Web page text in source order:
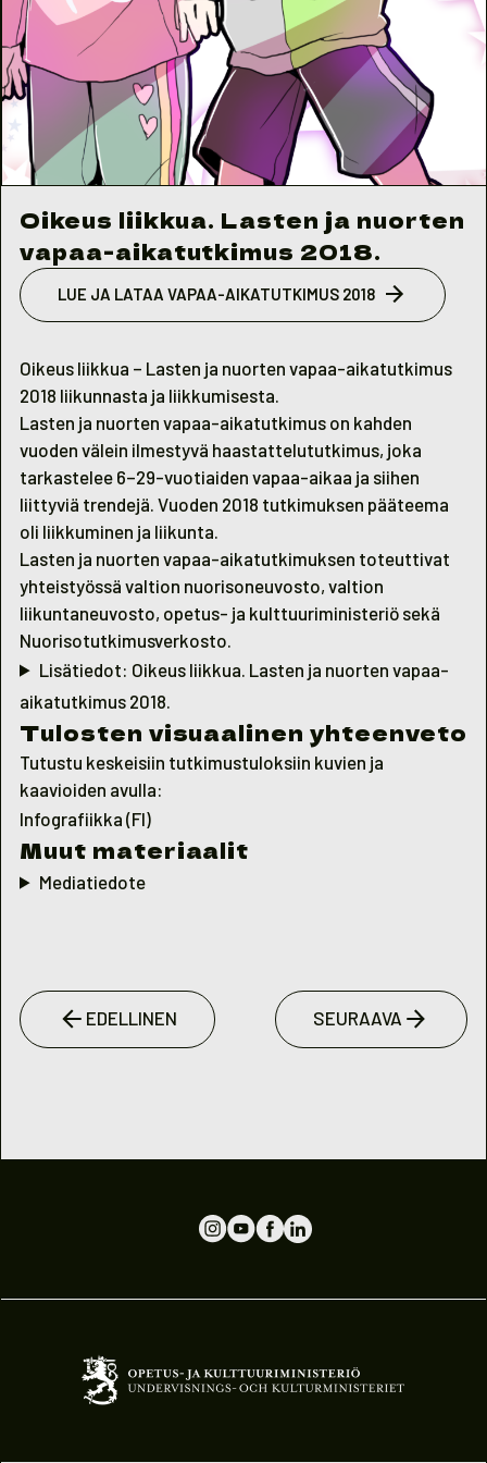
Oikeus liikkua. Lasten ja nuorten
vapaa-aikatutkimus 2018.
LUE JA LATAA VAPAA-AIKATUTKIMUS 2018
Oikeus liikkua – Lasten ja nuorten vapaa-aikatutkimus
2018 liikunnasta ja liikkumisesta.
Lasten ja nuorten vapaa-aikatutkimus on kahden
vuoden välein ilmestyvä haastattelututkimus, joka
tarkastelee 6–29-vuotiaiden vapaa-aikaa ja siihen
liittyviä trendejä. Vuoden 2018 tutkimuksen pääteema
oli liikkuminen ja liikunta.
Lasten ja nuorten vapaa-aikatutkimuksen toteuttivat
yhteistyössä valtion nuorisoneuvosto, valtion
liikuntaneuvosto, opetus- ja kulttuuriministeriö sekä
Nuorisotutkimusverkosto.
Lisätiedot: Oikeus liikkua. Lasten ja nuorten vapaa-
aikatutkimus 2018.
Tulosten visuaalinen yhteenveto
Tutustu keskeisiin tutkimustuloksiin kuvien ja
kaavioiden avulla:
Infografiikka (FI)
Muut materiaalit
Mediatiedote
EDELLINEN SEURAAVA